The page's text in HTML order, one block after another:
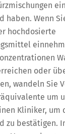
haben. Wenn
hochdosierte
oder
wandeln Sie
um
Kliniker, um
zu bestätigen.